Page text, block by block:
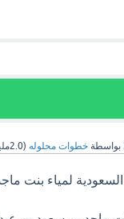
بواسطةخطوات محلوله (2.0مليون
السعودية لمياء بنت